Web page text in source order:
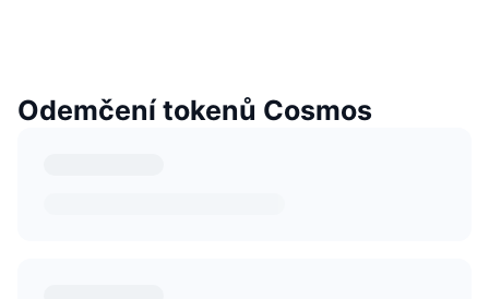
Odemčení tokenů Cosmos